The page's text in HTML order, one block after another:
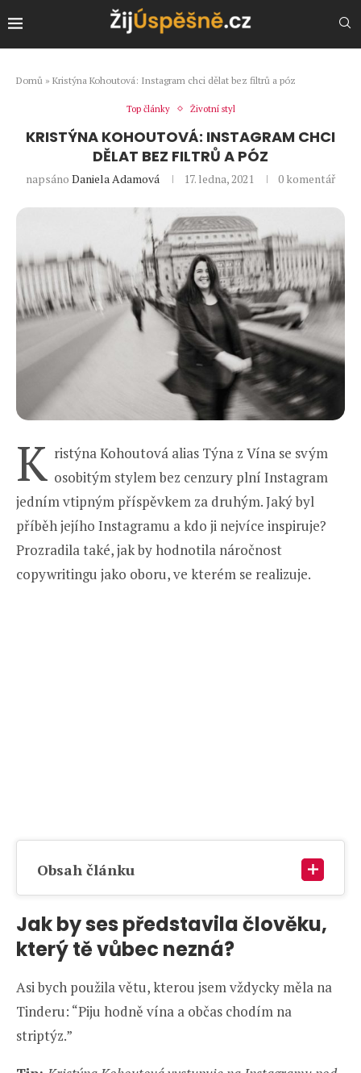
Domů » Kristýna Kohoutová: Instagram chci dělat bez filtrů a póz
Top články Životní styl
KRISTÝNA KOHOUTOVÁ: INSTAGRAM CHCI
DĚLAT BEZ FILTRŮ A PÓZ
napsáno Daniela Adamová 17. ledna, 2021 0 komentář
K ristýna Kohoutová alias Týna z Vína se svým
osobitým stylem bez cenzury plní Instagram
jedním vtipným příspěvkem za druhým. Jaký byl
příběh jejího Instagramu a kdo ji nejvíce inspiruje?
Prozradila také, jak by hodnotila náročnost
copywritingu jako oboru, ve kterém se realizuje.
Obsah článku
Jak by ses představila člověku,
který tě vůbec nezná?
Asi bych použila větu, kterou jsem vždycky měla na
Tinderu: “Piju hodně vína a občas chodím na
striptýz.”